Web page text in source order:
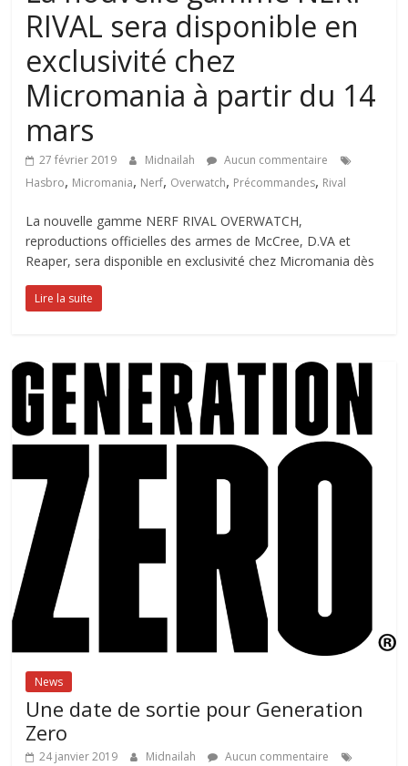
RIVAL sera disponible en
exclusivité chez
Micromania à partir du 14
mars
27 février 2019 Midnailah
Aucun commentaire
Hasbro, Micromania, Nerf, Overwatch, Précommandes, Rival
La nouvelle gamme NERF RIVAL OVERWATCH,
reproductions officielles des armes de McCree, D.VA et
Reaper, sera disponible en exclusivité chez Micromania dès
Lire la suite
News
Une date de sortie pour Generation
Zero
24 janvier 2019 Midnailah
Aucun commentaire